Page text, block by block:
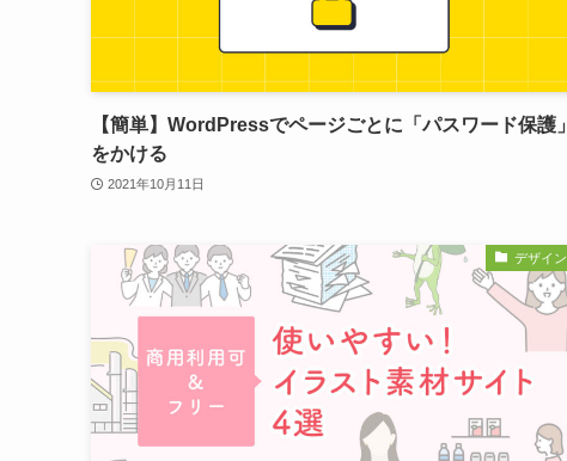
【簡単】WordPressでページごとに「パスワード保護」
をかける
2021年10月11日
デザイン